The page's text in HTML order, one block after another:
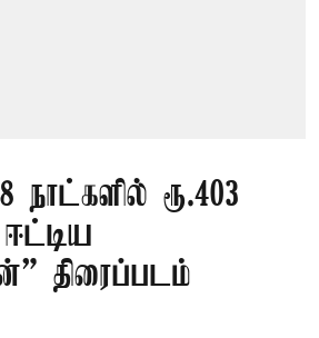
நாட்களில் ரூ.403
திரைப்படம்